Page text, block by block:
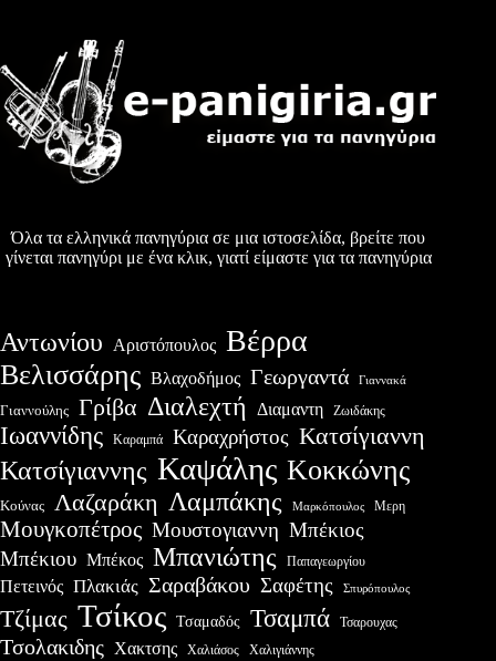
Όλα τα ελληνικά πανηγύρια σε μια ιστοσελίδα, βρείτε που
γίνεται πανηγύρι με ένα κλικ, γιατί είμαστε για τα πανηγύρια
Αντωνίου Αριστόπουλος Βέρρα
Βελισσάρης Βλαχοδήμος Γεωργαντά Γιαννακά
Γιαννούλης Γρίβα Διαλεχτή Διαμαντη Ζωιδάκης
Ιωαννίδης Καραμπά Καραχρήστος Κατσίγιαννη
Κατσίγιαννης Καψάλης Κοκκώνης
Κούνας Λαζαράκη Λαμπάκης Μαρκόπουλος Μερη
Μουγκοπέτρος Μουστογιαννη Μπέκιος
Μπέκιου Μπέκος Μπανιώτης Παπαγεωργίου
Πετεινός Πλακιάς Σαραβάκου Σαφέτης Σπυρόπουλος
Τζίμας Τσίκος Τσαμαδός Τσαμπά Τσαρουχας
Τσολακιδης Χακτσης Χαλιάσος Χαλιγιάννης